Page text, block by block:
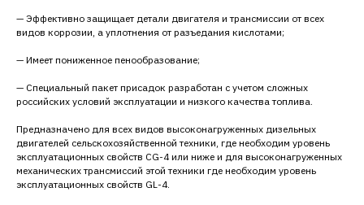
— Эффективно защищает детали двигателя и трансмиссии от всех
видов коррозии, а уплотнения от разъедания кислотами;
— Имеет пониженное пенообразование;
— Специальный пакет присадок разработан с учетом сложных
российских условий эксплуатации и низкого качества топлива.
Предназначено для всех видов высоконагруженных дизельных
двигателей сельскохозяйственной техники, где необходим уровень
эксплуатационных свойств CG-4 или ниже и для высоконагруженных
механических трансмиссий этой техники где необходим уровень
эксплуатационных свойств GL-4.